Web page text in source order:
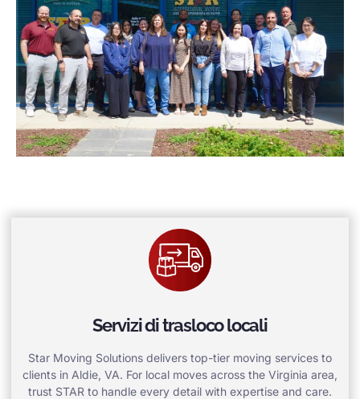
Servizi di trasloco locali
Star Moving Solutions delivers top-tier moving services to
clients in Aldie, VA. For local moves across the Virginia area,
trust STAR to handle every detail with expertise and care.